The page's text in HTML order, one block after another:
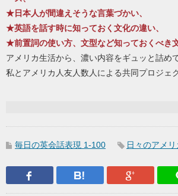
★日本人が間違えそうな言葉づかい、
★英語を話す時に知っておく文化の違い、
★前置詞の使い方、文型など知っておくべき
アメリカ生活から、濃い内容をギュッと詰め
私とアメリカ人友人数人による共同プロジェ
毎日の英会話表現 1-100 日々のアメ
Facebook はてなブック